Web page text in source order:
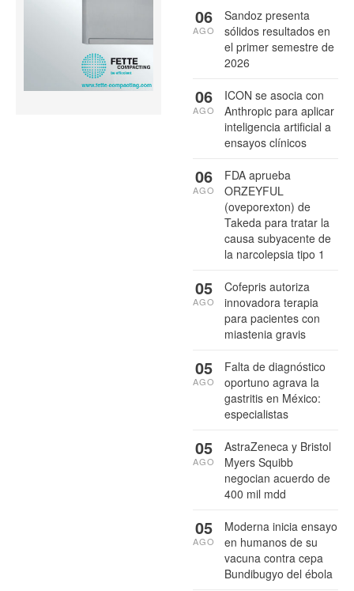
Sandoz presenta
sólidos resultados en
el primer semestre de
2026
06
AGO
ICON se asocia con
Anthropic para aplicar
inteligencia artificial a
ensayos clínicos
06
AGO
FDA aprueba
ORZEYFUL
(oveporexton) de
Takeda para tratar la
causa subyacente de
la narcolepsia tipo 1
06
AGO
Cofepris autoriza
innovadora terapia
para pacientes con
miastenia gravis
05
AGO
Falta de diagnóstico
oportuno agrava la
gastritis en México:
especialistas
05
AGO
AstraZeneca y Bristol
Myers Squibb
negocian acuerdo de
400 mil mdd
05
AGO
Moderna inicia ensayo
en humanos de su
vacuna contra cepa
Bundibugyo del ébola
05
AGO